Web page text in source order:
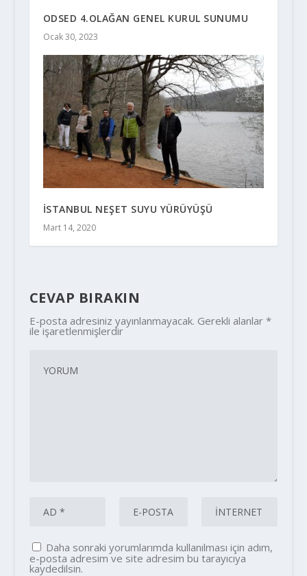
ODSED 4.OLAĞAN GENEL KURUL SUNUMU
Ocak 30, 2023
İSTANBUL NEŞET SUYU YÜRÜYÜŞÜ
Mart 14, 2020
CEVAP BIRAKIN
E-posta adresiniz yayınlanmayacak. Gerekli alanlar *
ile işaretlenmişlerdir
Daha sonraki yorumlarımda kullanılması için adım,
e-posta adresim ve site adresim bu tarayıcıya
kaydedilsin.